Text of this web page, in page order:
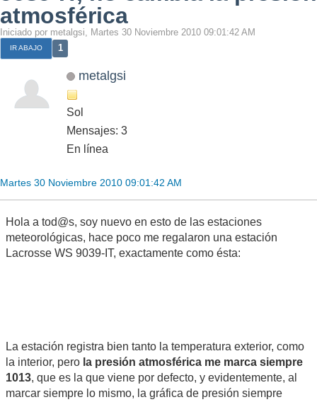
atmosférica
Iniciado por metalgsi, Martes 30 Noviembre 2010 09:01:42 AM
IR ABAJO 1
metalgsi
Sol
Mensajes: 3
En línea
Martes 30 Noviembre 2010 09:01:42 AM
Hola a tod@s, soy nuevo en esto de las estaciones
meteorológicas, hace poco me regalaron una estación
Lacrosse WS 9039-IT, exactamente como ésta:
La estación registra bien tanto la temperatura exterior, como
la interior, pero la presión atmosférica me marca siempre
1013, que es la que viene por defecto, y evidentemente, al
marcar siempre lo mismo, la gráfica de presión siempre